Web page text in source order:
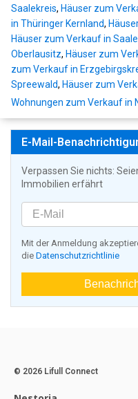
Saalekreis, Häuser zum
in Thüringer Kernland,
Häuser zum Verkauf in
Oberlausitz, Häuser zum
zum Verkauf in
Spreewald, Häuser zum
Wohnungen zum Verkauf in
E-Mail-
Verpassen Sie nichts:
Immobilien erfährt
Mit der Anmeldung
die Datenschutzrichtlinie
© 2026 Lifull Connect